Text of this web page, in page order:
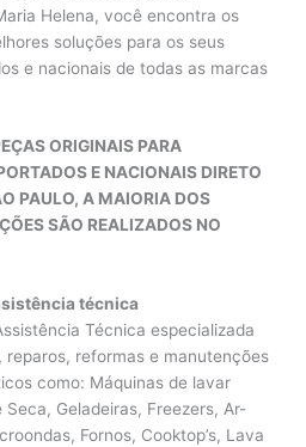
Helena, você encontra os
soluções para os seus
e nacionais de todas as marcas
ORIGINAIS PARA
E NACIONAIS DIRETO
PAULO, A MAIORIA DOS
SÃO REALIZADOS NO
técnica
Técnica especializada
reformas e manutenções
como: Máquinas de lavar
Geladeiras, Freezers, Ar-
Fornos, Cooktop’s, Lava